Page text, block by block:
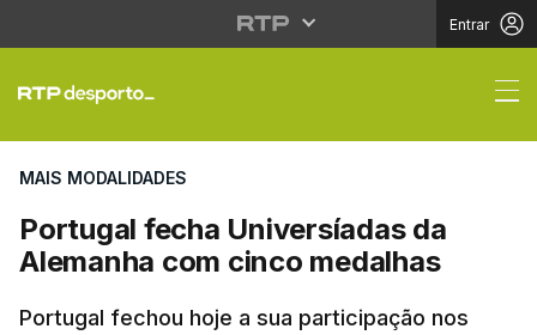
Entrar
Portugal fecha
MAIS MODALIDADES
Portugal fecha Universíadas da
Alemanha com cinco medalhas
Portugal fechou hoje a sua participação nos